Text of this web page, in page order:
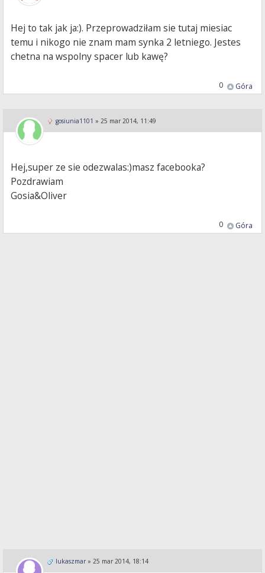
Hej to tak jak ja:). Przeprowadziłam sie tutaj miesiac
temu i nikogo nie znam mam synka 2 letniego. Jestes
chetna na wspolny spacer lub kawę?
Góra
0
gosiunia1101 » 25 mar 2014, 11:49
Hej,super ze sie odezwalas:)masz facebooka?
Pozdrawiam
Gosia&Oliver
Góra
0
lukaszmar» 25 mar 2014, 18:14